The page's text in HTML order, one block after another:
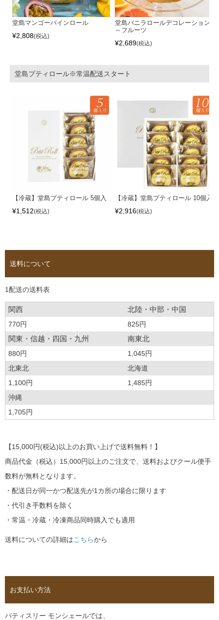
堂島マンゴーパインロール
¥2,808 税込
堂島バニラロールデコレーション
～フルーツ
¥2,689 税込
堂島プティロール※常温配送スタート
【冷蔵】堂島プティロール 5個入
¥1,512 税込
【冷蔵】堂島プティロール 10個入
¥2,916 税込
送料について
1配送の送料表
関西 北陸・中部・中国
770円 825円
関東・信越・四国・九州 南東北
880円
1,045円
北東北
北海道
1,100円
1,485円
沖縄
1,705円
【15,000円(税込)以上のお買い上げで送料無料！】
商品代金（税込）15,000円以上のご注文で、送料およびクール便手
数料が無料となります。
・配送日が同一かつ配送先が1カ所の場合に限ります
・代引き手数料を除く
・常温・冷蔵・冷凍商品同時購入でも適用
送料についての詳細はこちらから
お支払い方法
パティスリー モンシェールでは、